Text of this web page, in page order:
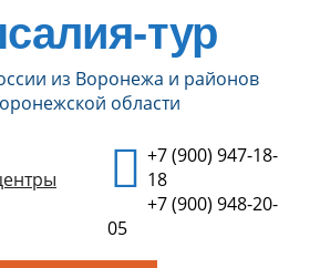
тур
из Воронежа и районов
области
+7 (900) 947-18-
18
+7 (900) 948-20-
05